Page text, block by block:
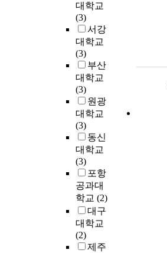
대학교
(3)
서강
대학교
(3)
부산
대학교
(3)
원광
대학교
(3)
동신
대학교
(3)
포항
공과대
학교 (2)
대구
대학교
(2)
제주